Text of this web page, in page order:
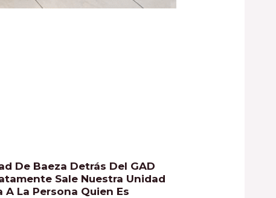
De Baeza Detrás Del GAD
Sale Nuestra Unidad
La Persona Quien Es